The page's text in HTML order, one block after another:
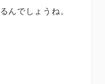
んでしょうね。